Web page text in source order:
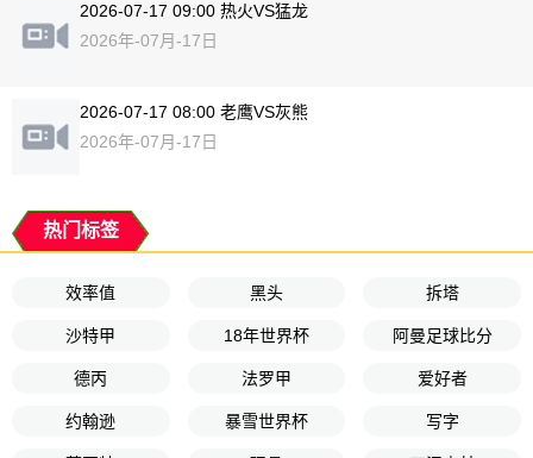
2026-07-17 09:00 热火VS猛龙
2026年-07月-17日
2026-07-17 08:00 老鹰VS灰熊
2026年-07月-17日
热门标签
效率值 黑头 拆塔
沙特甲 18年世界杯 阿曼足球比分
德丙 法罗甲 爱好者
约翰逊 暴雪世界杯 写字